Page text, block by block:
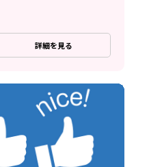
詳細を見る